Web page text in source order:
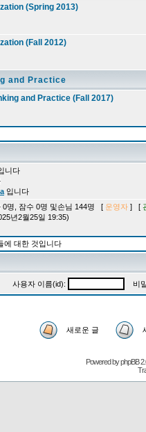
(Spring 2013)
(Fall 2012)
and Practice
and Practice (Fall 2017)
니다
입니다
0명, 잠수 0명 및손님 144명 [ 운영자 ] [
년2월25일 19:35)
에 대한 것입니다
사용자 이름(id): 비
새로운 글
Powered byphpBB